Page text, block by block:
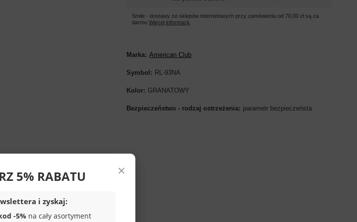
Smile - dostawy ze sklepów internetowych przy zamówieniu od 70,00 zł są za
darmoWięcej informacji.
Obuwie solidne,
Marka American Club
Symbol RL-93NA
Kolor GRANATOWY
Bezpieczeństwo - rodzaj ostrzeżenia parametr bezpieczeństa
×
5% RABATU
i zyskaj:
-5% na cały asortyment